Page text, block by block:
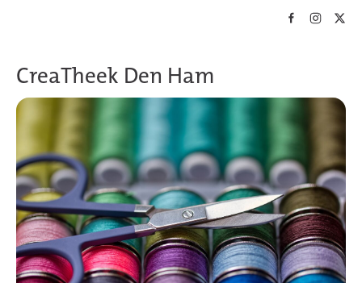
CreaTheek Den Ham